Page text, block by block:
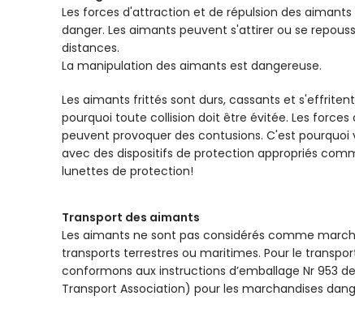
Les forces d'attraction et de répulsion des
danger. Les aimants peuvent s'attirer ou se
distances.
La manipulation des aimants est dangereuse.
Les aimants frittés sont durs, cassants et
pourquoi toute collision doit être évitée. Les
peuvent provoquer des contusions. C'est
avec des dispositifs de protection appropriés
lunettes de protection!
Transport des aimants
Les aimants ne sont pas considérés comme
transports terrestres ou maritimes. Pour le
conformons aux instructions d’emballage Nr 953
Transport Association) pour les marchandises